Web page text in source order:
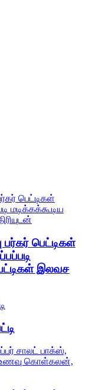
பெட்டிகள்
இலவச